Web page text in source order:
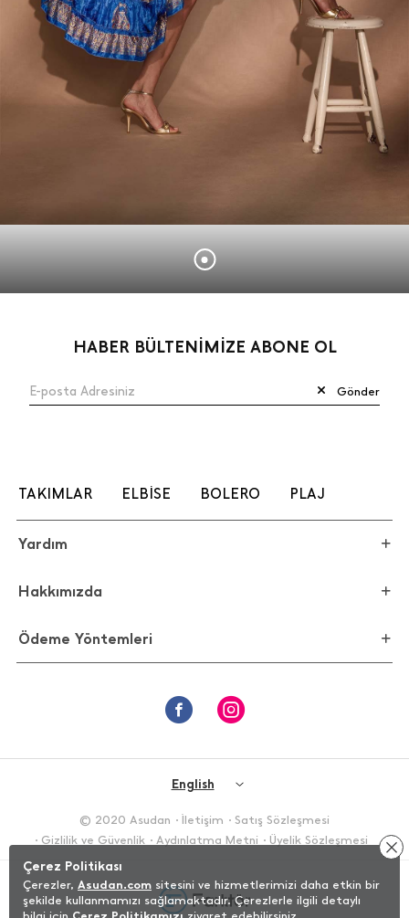
HABER BÜLTENİMİZE ABONE OL
Gönder
TAKIMLAR ELBİSE BOLERO PLAJ
Yardım
Hakkımızda
Ödeme Yöntemleri
English
© 2020 Asudan İletişim
Satış Sözleşmesi
Gizlilik ve Güvenlik
Aydınlatma Metni Üyelik Sözleşmesi
Çerez Politikası
Çerezler, Asudan.com sitesini ve hizmetlerimizi daha etkin bir
şekilde kullanmamızı sağlamaktadır. Çerezlerle ilgili detaylı